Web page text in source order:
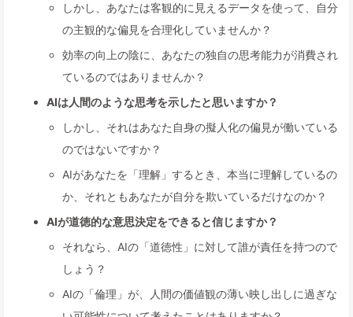
しかし、あなたは客観的に見えるデータを使って、自分
の主観的な偏見を合理化していませんか？
効率の向上の陰に、あなたの独自の思考能力が消費され
ているのではありませんか？
AIは人間のような思考を示したと思いますか？
しかし、それはあなた自身の擬人化の偏見が働いている
のではないですか？
AIがあなたを「理解」するとき、本当に理解しているの
か、それともあなたが自分を欺いているだけなのか？
AIが道徳的な意思決定をできると信じますか？
それなら、AIの「道徳性」に対して誰が責任を持つので
しょう？
AIの「倫理」が、人間の価値観の薄い映し出しに過ぎな